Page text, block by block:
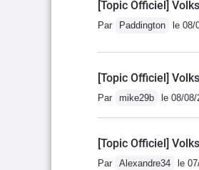
[Topic Officiel]
Par Paddington le 08/
[Topic Officiel]
Par mike29b le 08/
[Topic Officiel]
Par Alexandre34 le